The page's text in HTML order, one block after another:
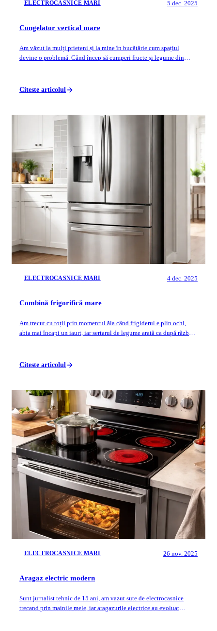
ELECTROCASNICE MARI 5 dec. 2025
Congelator vertical mare
Am văzut la mulți prieteni și la mine în bucătărie cum spațiul
devine o problemă. Când încep să cumperi fructe și legume din
Citeste articolul
ELECTROCASNICE MARI 4 dec. 2025
Combină frigorifică mare
Am trecut cu toții prin momentul ăla când frigiderul e plin ochi,
abia mai încapi un iaurt, iar sertarul de legume arată ca după război.
Citeste articolul
ELECTROCASNICE MARI 26 nov. 2025
Aragaz electric modern
Sunt jurnalist tehnic de 15 ani, am vazut sute de electrocasnice
trecand prin mainile mele, iar aragazurile electrice au evoluat